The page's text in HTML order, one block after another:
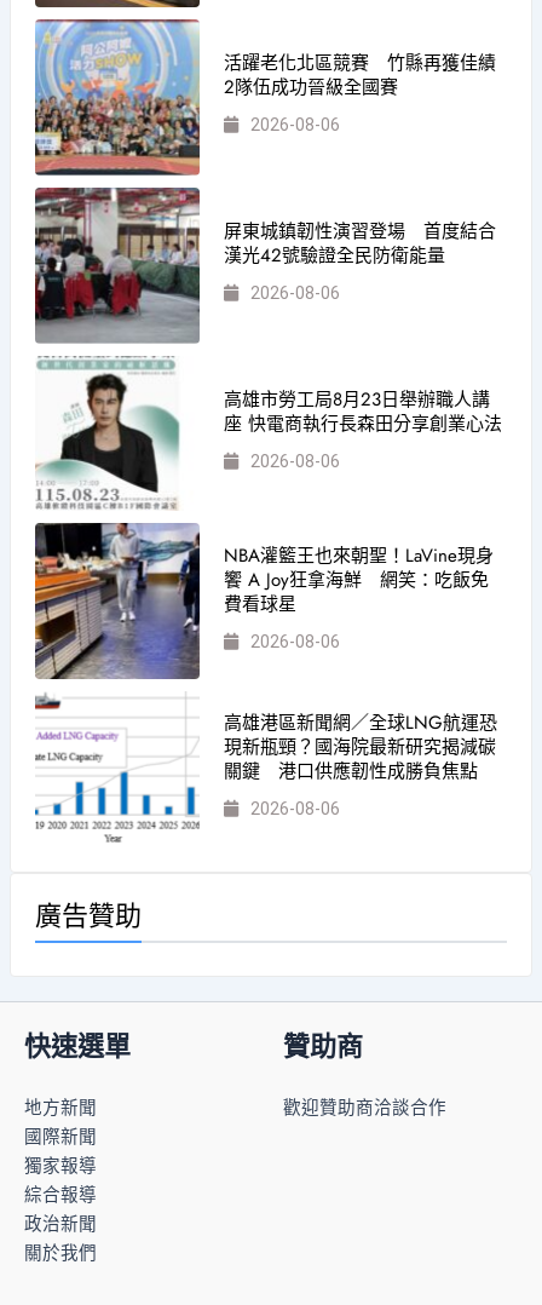
活躍老化北區競賽 竹縣再獲佳績
2隊伍成功晉級全國賽
2026-08-06
屏東城鎮韌性演習登場 首度結合
漢光42號驗證全民防衛能量
2026-08-06
高雄市勞工局8月23日舉辦職人講
座 快電商執行長森田分享創業心法
2026-08-06
NBA灌籃王也來朝聖！LaVine現身
饗 A Joy狂拿海鮮 網笑：吃飯免
費看球星
2026-08-06
高雄港區新聞網／全球LNG航運恐
現新瓶頸？國海院最新研究揭減碳
關鍵 港口供應韌性成勝負焦點
2026-08-06
廣告贊助
快速選單
地方新聞
國際新聞
獨家報導
綜合報導
政治新聞
關於我們
贊助商
歡迎贊助商洽談合作